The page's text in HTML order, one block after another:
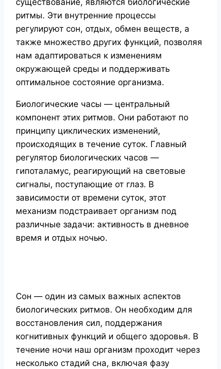
ритмы. Эти внутренние процессы
регулируют сон, отдых, обмен веществ, а
также множество других функций, позволяя
нам адаптироваться к изменениям
окружающей среды и поддерживать
оптимальное состояние организма.
Биологические часы — центральный
компонент этих ритмов. Они работают по
принципу циклических изменений,
происходящих в течение суток. Главный
регулятор биологических часов —
гипоталамус, реагирующий на световые
сигналы, поступающие от глаз. В
зависимости от времени суток, этот
механизм подстраивает организм под
различные задачи: активность в дневное
время и отдых ночью.
Сон — один из самых важных аспектов
биологических ритмов. Он необходим для
восстановления сил, поддержания
когнитивных функций и общего здоровья. В
течение ночи наш организм проходит через
несколько стадий сна, включая фазу